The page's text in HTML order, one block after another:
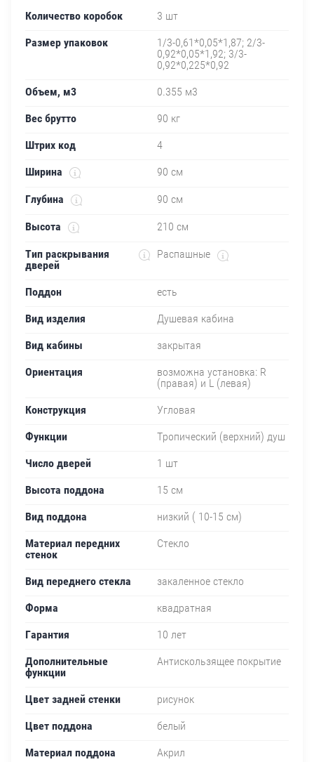
Количество коробок
3 шт
Размер упаковок
1/3-0,61*0,05*1,87; 2/3-
0,92*0,05*1,92; 3/3-
0,92*0,225*0,92
Объем, м3
0.355 м3
Вес брутто
90 кг
Штрих код
4
Ширина
90 см
Глубина 90 см
Высота 210 см
Тип раскрывания
дверей
Распашные
Поддон
есть
Вид изделия
Душевая кабина
Вид кабины
закрытая
Ориентация
возможна установка: R
(правая) и L (левая)
Конструкция
Угловая
Функции
Тропический (верхний) душ
Число дверей
1 шт
Высота поддона
15 см
Вид поддона
низкий ( 10-15 см)
Материал передних
стенок
Стекло
Вид переднего стекла
закаленное стекло
Форма
квадратная
Гарантия
10 лет
Дополнительные
функции
Антискользящее покрытие
Цвет задней стенки
рисунок
Цвет поддона
белый
Материал поддона
Акрил